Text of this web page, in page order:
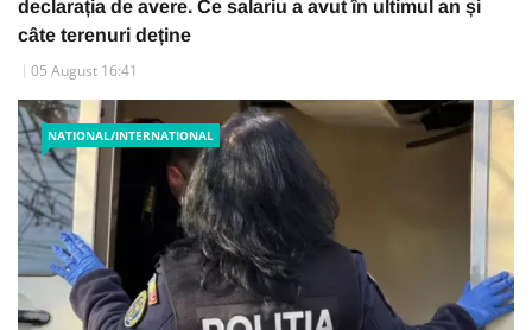
declarația de avere. Ce salariu a avut în ultimul an și
câte terenuri deține
05 August 16:41
NATIONAL/INTERNATIONAL